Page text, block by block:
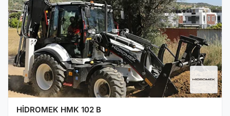
HİDROMEK HMK 102 B